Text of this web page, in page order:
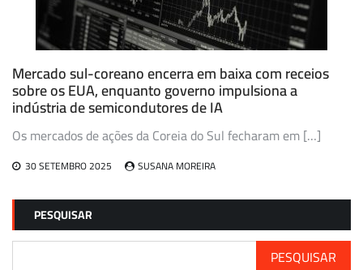
Mercado sul-coreano encerra em baixa com receios
sobre os EUA, enquanto governo impulsiona a
indústria de semicondutores de IA
Os mercados de ações da Coreia do Sul fecharam em […]
30 SETEMBRO 2025 SUSANA MOREIRA
PESQUISAR
PESQUISAR